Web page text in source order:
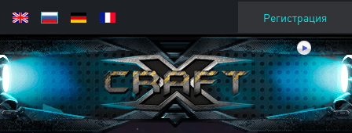
Регистрация